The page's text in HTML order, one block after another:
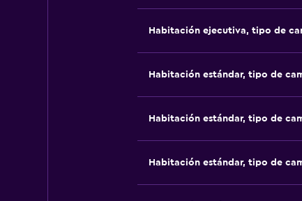
Habitación ejecutiva, tipo de
Habitación estándar, tipo de
Habitación estándar, tipo de
Habitación estándar, tipo de